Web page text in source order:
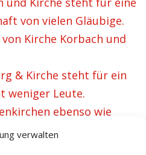
verwalten
von vielen Gläubige.
Kirche Korbach und
& Kirche steht für ein
weniger Leute.
ebenso wie